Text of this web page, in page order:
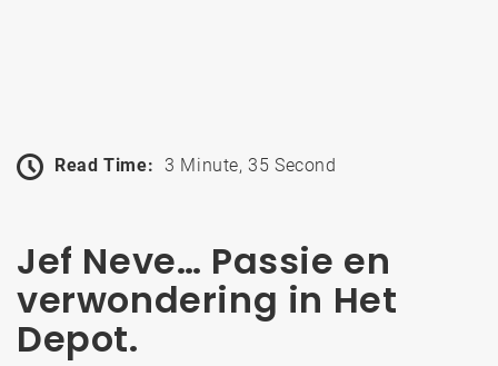
Read Time: 3 Minute, 35 Second
Jef Neve… Passie en
verwondering in Het
Depot.